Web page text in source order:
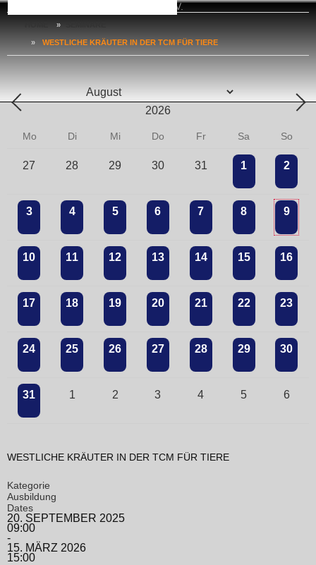
»
» WESTLICHE KRÄUTER IN DER TCM FÜR TIERE
Mo Di Mi Do Fr Sa So
27 28 29 30 31 1 2
3 4 5 6 7 8 9
10 11 12 13 14 15 16
17 18 19 20 21 22 23
24 25 26 27 28 29 30
31 1 2 3 4 5 6
WESTLICHE KRÄUTER IN DER TCM FÜR TIERE
Kategorie
Ausbildung
Dates
20. SEPTEMBER 2025
09:00
-
15. MÄRZ 2026
15:00